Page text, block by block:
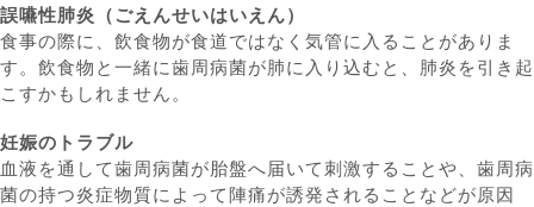
誤嚥性肺炎（ごえんせいはいえん）
食事の際に、飲食物が食道ではなく気管に入ることがありま
す。飲食物と一緒に歯周病菌が肺に入り込むと、肺炎を引き起
こすかもしれません。
妊娠のトラブル
血液を通して歯周病菌が胎盤へ届いて刺激することや、歯周病
菌の持つ炎症物質によって陣痛が誘発されることなどが原因